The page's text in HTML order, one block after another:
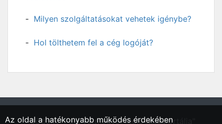
Milyen szolgáltatásokat vehetek igénybe?
Hol tölthetem fel a cég logóját?
"Gödöllő, Pest vármegyei régió állásportálja"
Az oldal a hatékonyabb működés érdekében